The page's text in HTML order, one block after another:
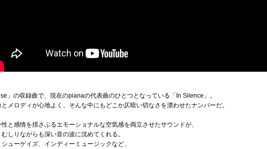
」の収録曲で、現在のpianaの代表曲のひとつとなっている「In Silence」。
メロディが心地よく、そんな中にもどこか仄暗い切なさを漂わせたナンバーだ。
と感情を揺さぶるエモーショナルな空気感を両立させたサウンドが、
しりながらも深い音の波に沈めてくれる。
ューゲイズ、インディーミュージックなど、